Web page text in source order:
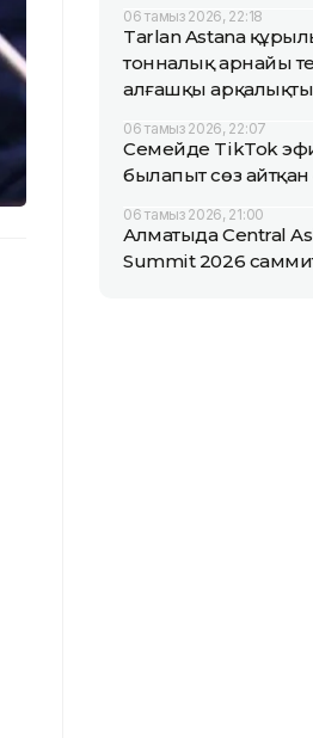
06 тамыз 2026, 22:18
Tarlan Astana
тонналық арнайы
алғашқы
06 тамыз 2026, 22:07
Семейде TikTok
былапыт сөз
06 тамыз 2026, 21:00
Алматыда Central
Summit 2026